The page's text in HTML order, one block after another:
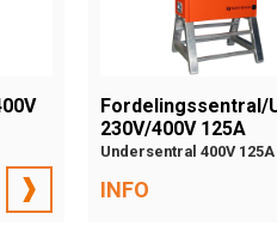
Fordelingssentral/
230V/400V 125A
Undersentral 400V 125A
INFO